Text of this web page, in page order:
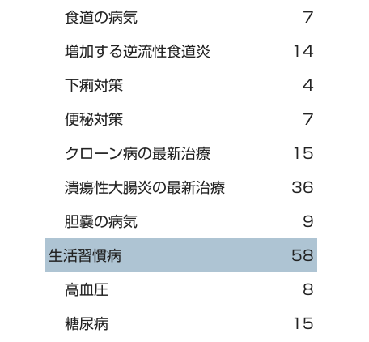
クローン病の最新治療 15
下痢対策 4
便秘対策 7
増加する逆流性食道炎 14
潰瘍性大腸炎の最新治療 36
胆嚢の病気 9
食道の病気 7
生活習慣病 58
糖尿病 15
高血圧 8